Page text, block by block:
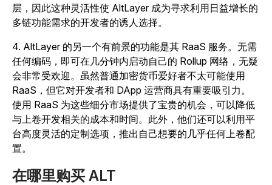
层，因此这种灵活性使 AltLayer 成为寻求利用日益增长的
多链功能需求的开发者的诱人选择。
4. AltLayer 的另一个有前景的功能是其 RaaS 服务。无需
任何编码，即可在几分钟内启动自己的 Rollup 网络，无疑
会非常受欢迎。虽然普通加密货币爱好者不太可能使用
RaaS，但它对开发者和 DApp 运营商具有重要吸引力。
使用 RaaS 为这些细分市场提供了宝贵的机会，可以降低
与上卷开发相关的成本和时间。此外，他们还可以利用平
台高度灵活的定制选项，推出自己想要的几乎任何上卷配
置。
在哪里购买 ALT